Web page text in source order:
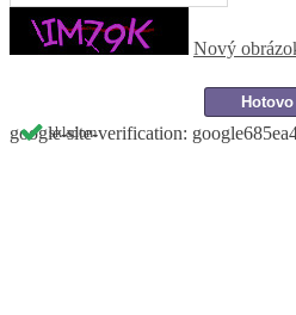
skladom
Nový
google-site-verification: